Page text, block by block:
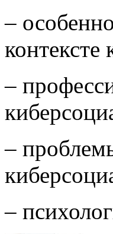
–
контексте
–
–
–